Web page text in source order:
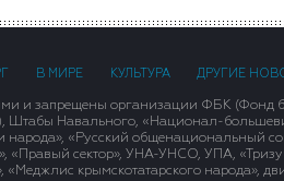
В МИРЕ КУЛЬТУРА ДРУГИЕ
и запрещены организации ФБК (Фонд
Штабы Навального, «Национал-
народа», «Русский общенациональный
«Правый сектор», УНА-УНСО, УПА,
крымскотатарского народа»,